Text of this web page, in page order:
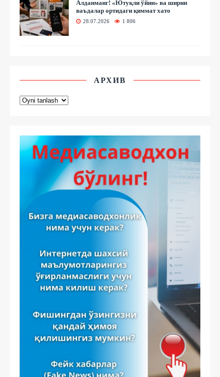
Алданманг! «Ютуқли ўйин» ва ширин
ваъдалар ортидаги қиммат хато
28.07.2026 1 806
АРХИВ